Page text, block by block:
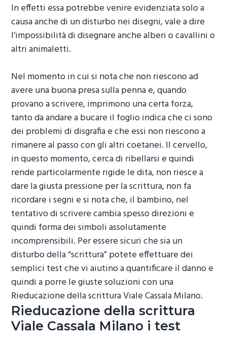
In effetti essa potrebbe venire evidenziata solo a
causa anche di un disturbo nei disegni, vale a dire
l’impossibilità di disegnare anche alberi o cavallini o
altri animaletti.
Nel momento in cui si nota che non riescono ad
avere una buona presa sulla penna e, quando
provano a scrivere, imprimono una certa forza,
tanto da andare a bucare il foglio indica che ci sono
dei problemi di disgrafia e che essi non riescono a
rimanere al passo con gli altri coetanei. Il cervello,
in questo momento, cerca di ribellarsi e quindi
rende particolarmente rigide le dita, non riesce a
dare la giusta pressione per la scrittura, non fa
ricordare i segni e si nota che, il bambino, nel
tentativo di scrivere cambia spesso direzioni e
quindi forma dei simboli assolutamente
incomprensibili. Per essere sicuri che sia un
disturbo della “scrittura” potete effettuare dei
semplici test che vi aiutino a quantificare il danno e
quindi a porre le giuste soluzioni con una
Rieducazione della scrittura Viale Cassala Milano.
Rieducazione della scrittura
Viale Cassala Milano i test